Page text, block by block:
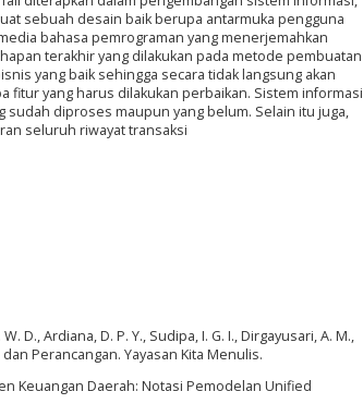
sebuah desain baik berupa antarmuka pengguna
bahasa pemrograman yang menerjemahkan
terakhir yang dilakukan pada metode pembuatan
yang baik sehingga secara tidak langsung akan
yang harus dilakukan perbaikan. Sistem informasi
sudah diproses maupun yang belum. Selain itu juga,
seluruh riwayat transaksi
D., Ardiana, D. P. Y., Sudipa, I. G. I., Dirgayusari, A. M.,
dan Perancangan. Yayasan Kita Menulis.
Keuangan Daerah: Notasi Pemodelan Unified